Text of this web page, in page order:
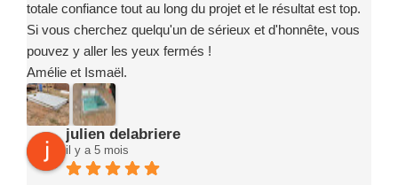
totale confiance tout au long du projet et le résultat est top.
Si vous cherchez quelqu'un de sérieux et d'honnête, vous
pouvez y aller les yeux fermés !
Amélie et Ismaël.
julien delabriere
il y a 5 mois